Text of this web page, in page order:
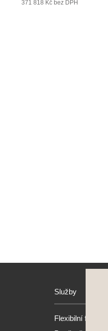
371 818 Kč bez DPH
Služby
Flexibilní